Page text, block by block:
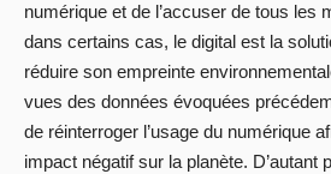
numérique et de l’accuser de tous les
dans certains cas, le digital est la
réduire son empreinte
vues des données évoquées
de réinterroger l’usage du numérique
impact négatif sur la planète. D’autant